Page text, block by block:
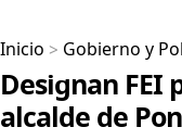
Inicio > Gobierno y
Designan FEI
alcalde de